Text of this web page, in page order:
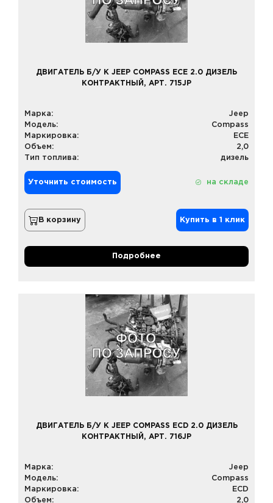
ДВИГАТЕЛЬ Б/У К JEEP COMPASS ECE 2.0 ДИЗЕЛЬ
КОНТРАКТНЫЙ, АРТ. 715JP
Марка:
Jeep
Модель:
Compass
Маркировка:
ECE
Объем:
2,0
Тип топлива:
дизель
Уточнить стоимость на складе
В корзину Купить в 1 клик
Подробнее
ДВИГАТЕЛЬ Б/У К JEEP COMPASS ECD 2.0 ДИЗЕЛЬ
КОНТРАКТНЫЙ, АРТ. 716JP
Марка:
Jeep
Модель:
Compass
Маркировка:
ECD
Объем:
2,0